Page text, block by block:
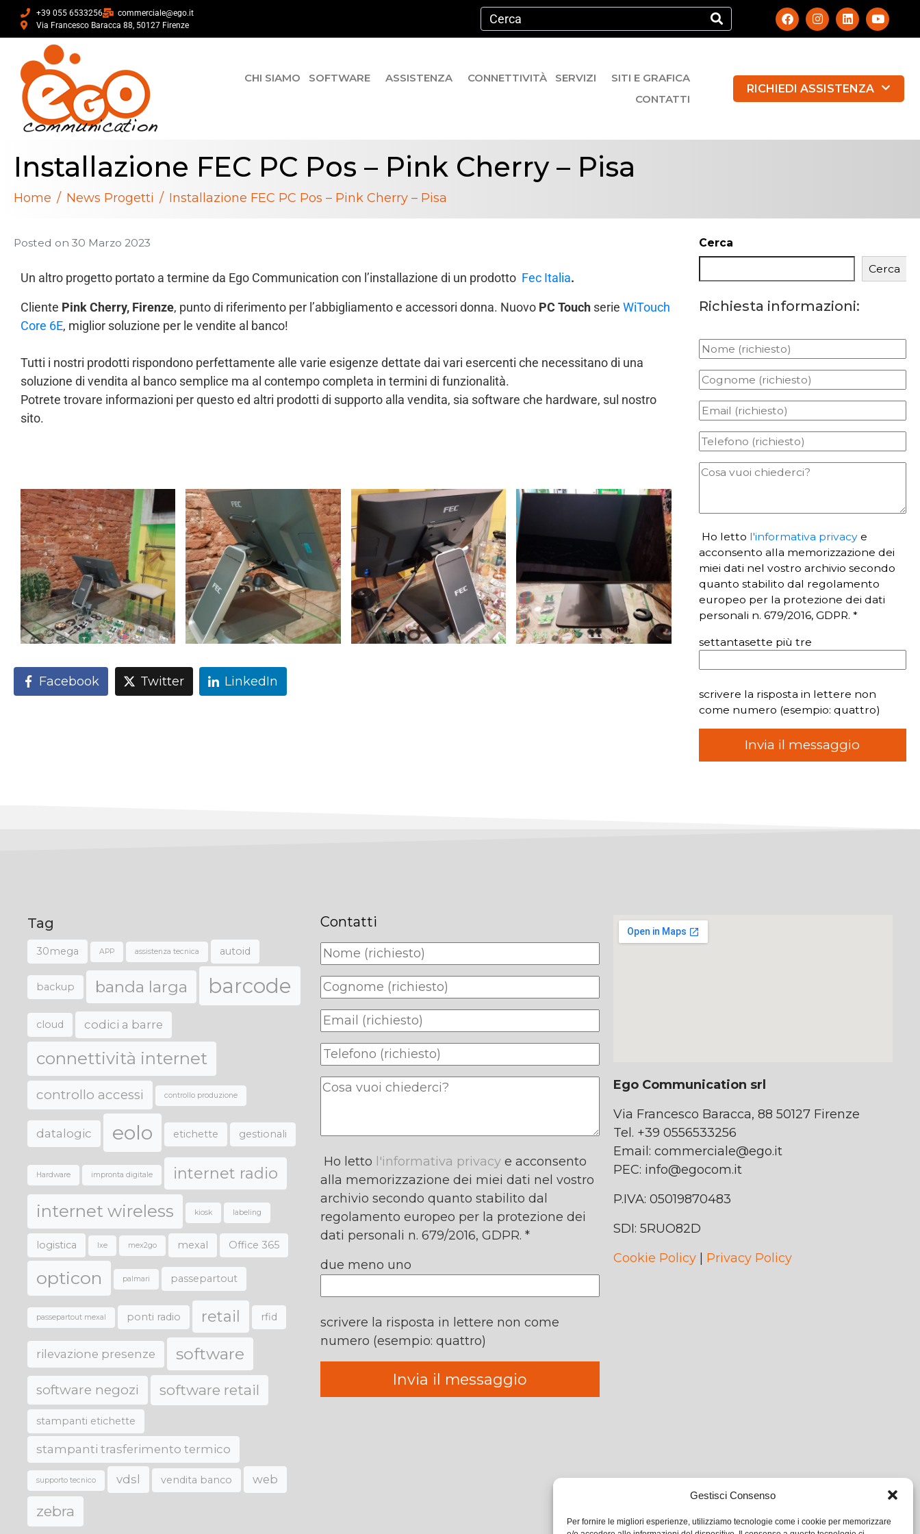
Gestisci Consenso
Per fornire le migliori esperienze, utilizziamo tecnologie come i cookie per memorizzare
+39 055 6533256
commerciale@ego.it
Via Francesco Baracca 88, 50127 Firenze
CHI SIAMO SOFTWARE ASSISTENZA CONNETTIVITÀ SERVIZI
SITI E GRAFICA
CONTATTI
RICHIEDI ASSISTENZA
Installazione FEC PC Pos – Pink Cherry – Pisa
Home News Progetti Installazione FEC PC Pos – Pink Cherry – Pisa
Posted on 30 Marzo 2023
Un altro progetto portato a termine da Ego Communication con l’installazione di un prodotto Fec Italia.
Cliente Pink Cherry, Firenze, punto di riferimento per l’abbigliamento e accessori donna. Nuovo PC Touch serie WiTouch
Core 6E, miglior soluzione per le vendite al banco!
Tutti i nostri prodotti rispondono perfettamente alle varie esigenze dettate dai vari esercenti che necessitano di una
soluzione di vendita al banco semplice ma al contempo completa in termini di funzionalità.
Potrete trovare informazioni per questo ed altri prodotti di supporto alla vendita, sia software che hardware, sul nostro
sito.
Facebook Twitter LinkedIn
Cerca
Cerca
Richiesta informazioni:
Ho letto l'informativa privacye
acconsento alla memorizzazione dei
miei dati nel vostro archivio secondo
quanto stabilito dal regolamento
europeo per la protezione dei dati
personali n. 679/2016, GDPR. *
settantasette più tre
scrivere la risposta in lettere non
come numero (esempio: quattro)
Tag
30mega APP assistenza tecnica autoid
backup banda larga barcode
cloud codici a barre
connettività internet
controllo accessi controllo produzione
datalogic eolo etichette gestionali
Hardware impronta digitale internet radio
internet wireless kiosk labeling
logistica lxe mex2go mexal Office 365
opticon palmari passepartout
passepartout mexal ponti radio retail rfid
rilevazione presenze software
software negozi software retail
stampanti etichette
stampanti trasferimento termico
supporto tecnico vdsl vendita banco web
zebra
Contatti
Ho letto l'informativa privacye acconsento
alla memorizzazione dei miei dati nel vostro
archivio secondo quanto stabilito dal
regolamento europeo per la protezione dei
dati personali n. 679/2016, GDPR. *
due meno uno
scrivere la risposta in lettere non come
numero (esempio: quattro)
Ego Communication srl
Via Francesco Baracca, 88 50127 Firenze
Tel. +39 0556533256
Email: commerciale@ego.it
PEC: info@egocom.it
P.IVA: 05019870483
SDI: 5RUO82D
Cookie Policy| Privacy Policy